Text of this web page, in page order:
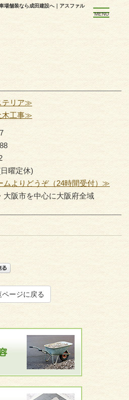
場舗装なら成田建設へ｜アスファル
MENU
テリア≫
木工事≫
曜定休)
ムよりどうぞ（24時間受付）≫
大阪市を中心に大阪府全域
ページに戻る